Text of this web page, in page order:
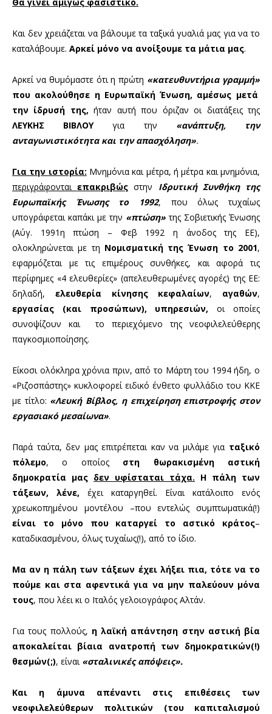
Και δεν χρειάζεται να βάλουμε τα ταξικά γυαλιά μας για να το
καταλάβουμε. Αρκεί μόνο να ανοίξουμε τα μάτια μας.
Αρκεί να θυμόμαστε ότι η πρώτη «κατευθυντήρια γραμμή»
που ακολούθησε η Ευρωπαϊκή Ένωση, αμέσως μετά
την ίδρυσή της,ήταν αυτή που όριζαν οι διατάξεις της
ΛΕΥΚΗΣ ΒΙΒΛΟΥγια την «ανάπτυξη, την
ανταγωνιστικότητα και την απασχόληση».
Για την ιστορία: Μνημόνια και μέτρα, ή μέτρα και μνημόνια,
περιγράφονταιεπακριβώς στην Ιδρυτική Συνθήκη της
Ευρωπαϊκής Ένωσης το 1992, που όλως τυχαίως
υπογράφεται καπάκι με την «πτώση» της Σοβιετικής Ένωσης
(Αύγ. 1991η πτώση – Φεβ 1992 η άνοδος της ΕΕ),
ολοκληρώνεται με τη Νομισματική της Ένωση το 2001,
εφαρμόζεται με τις επιμέρους συνθήκες, και αφορά τις
περίφημες «4 ελευθερίες» (απελευθερωμένες αγορές) της ΕΕ:
δηλαδή, ελευθερία κίνησης κεφαλαίων, αγαθών,
εργασίας (και προσώπων), υπηρεσιών, οι οποίες
συνοψίζουν και το περιεχόμενο της νεοφιλελεύθερης
παγκοσμιοποίησης.
Είκοσι ολόκληρα χρόνια πριν, από το Μάρτη του 1994 ήδη, ο
«Ριζοσπάστης» κυκλοφορεί ειδικό ένθετο φυλλάδιο του ΚΚΕ
με τίτλο: «Λευκή Βίβλος, η επιχείρηση επιστροφής στον
εργασιακό μεσαίωνα».
Παρά ταύτα, δεν μας επιτρέπεται καν να μιλάμε για ταξικό
πόλεμο, ο οποίος στη θωρακισμένη αστική
δημοκρατία μας δεν υφίσταται τάχα. Η πάλη των
τάξεων, λένε, έχει καταργηθεί. Είναι κατάλοιπο ενός
χρεωκοπημένου μοντέλου –που εντελώς συμπτωματικά(!)
είναι το μόνο που καταργεί το αστικό κράτος–
καταδικασμένου, όλως τυχαίως(!), από το ίδιο.
Μα αν η πάλη των τάξεων έχει λήξει πια, τότε να το
πούμε και στα αφεντικά για να μην παλεύουν μόνα
τους, που λέει κι ο Ιταλός γελοιογράφος Αλτάν.
Για τους πολλούς, η λαϊκή απάντηση στην αστική βία
αποκαλείται βίαια ανατροπή των δημοκρατικών(!)
θεσμών(;), είναι «σταλινικές απόψεις».
Και η άμυνα απέναντι στις επιθέσεις των
νεοφιλελεύθερων πολιτικών (του καπιταλισμού